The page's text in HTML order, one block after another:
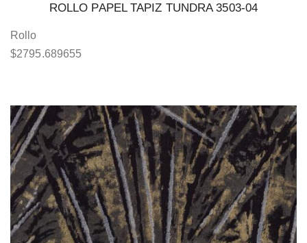
ROLLO PAPEL TAPIZ TUNDRA 3503-04
Rollo
$2795.689655